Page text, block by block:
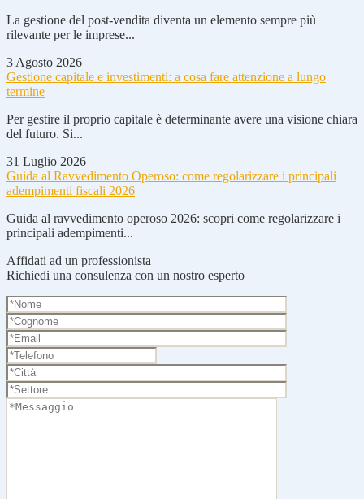
La gestione del post-vendita diventa un elemento sempre più
rilevante per le imprese...
3 Agosto 2026
Gestione capitale e investimenti: a cosa fare attenzione a lungo
termine
Per gestire il proprio capitale è determinante avere una visione chiara
del futuro. Si...
31 Luglio 2026
Guida al Ravvedimento Operoso: come regolarizzare i principali
adempimenti fiscali 2026
Guida al ravvedimento operoso 2026: scopri come regolarizzare i
principali adempimenti...
Affidati ad un professionista
Richiedi una consulenza con un nostro esperto